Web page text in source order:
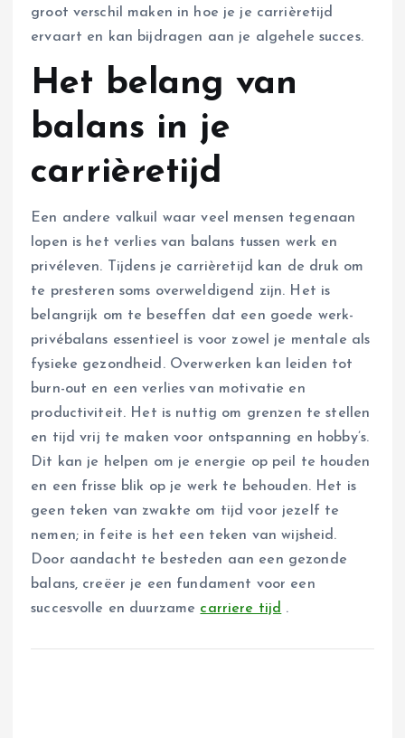
groot verschil maken in hoe je je carrièretijd
ervaart en kan bijdragen aan je algehele succes.
Het belang van
balans in je
carrièretijd
Een andere valkuil waar veel mensen tegenaan
lopen is het verlies van balans tussen werk en
privéleven. Tijdens je carrièretijd kan de druk om
te presteren soms overweldigend zijn. Het is
belangrijk om te beseffen dat een goede werk-
privébalans essentieel is voor zowel je mentale als
fysieke gezondheid. Overwerken kan leiden tot
burn-out en een verlies van motivatie en
productiviteit. Het is nuttig om grenzen te stellen
en tijd vrij te maken voor ontspanning en hobby’s.
Dit kan je helpen om je energie op peil te houden
en een frisse blik op je werk te behouden. Het is
geen teken van zwakte om tijd voor jezelf te
nemen; in feite is het een teken van wijsheid.
Door aandacht te besteden aan een gezonde
balans, creëer je een fundament voor een
succesvolle en duurzame carriere tijd .